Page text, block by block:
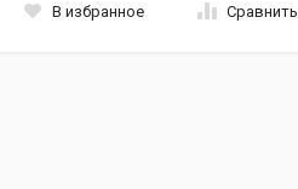
В избранное Сравнить